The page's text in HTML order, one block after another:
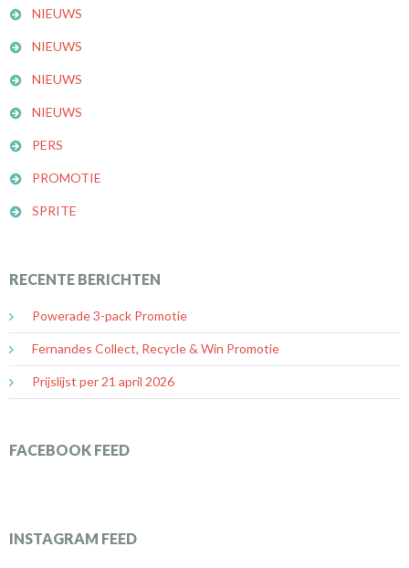
NIEUWS
NIEUWS
NIEUWS
NIEUWS
PERS
PROMOTIE
SPRITE
RECENTE BERICHTEN
Powerade 3-pack Promotie
Fernandes Collect, Recycle & Win Promotie
Prijslijst per 21 april 2026
FACEBOOK FEED
INSTAGRAM FEED